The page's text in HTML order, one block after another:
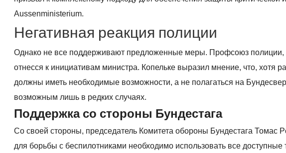
Aussenministerium.
Негативная реакция полиции
Однако не все поддерживают предложенные меры. Профсоюз полиции,
отнесся к инициативам министра. Копельке выразил мнение, что, хотя
должны иметь необходимые возможности, а не полагаться на
возможным лишь в редких случаях.
Поддержка со стороны Бундестага
Со своей стороны, председатель Комитета обороны Бундестага Томас
для борьбы с беспилотниками необходимо использовать все